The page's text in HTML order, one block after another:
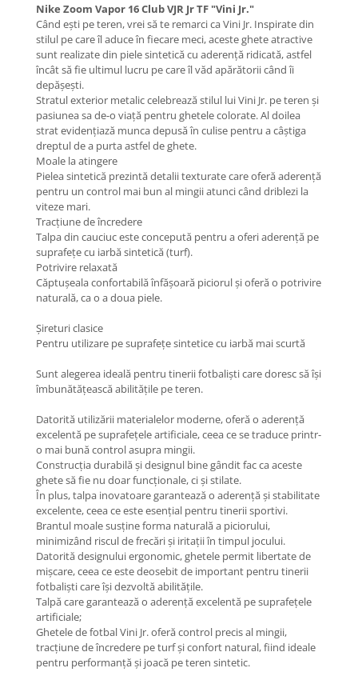
Nike Zoom Vapor 16 Club VJR Jr TF "Vini Jr."
Când ești pe teren, vrei să te remarci ca Vini Jr. Inspirate din
stilul pe care îl aduce în fiecare meci, aceste ghete atractive
sunt realizate din piele sintetică cu aderență ridicată, astfel
încât să fie ultimul lucru pe care îl văd apărătorii când îi
depășești.
Stratul exterior metalic celebrează stilul lui Vini Jr. pe teren și
pasiunea sa de-o viață pentru ghetele colorate. Al doilea
strat evidențiază munca depusă în culise pentru a câștiga
dreptul de a purta astfel de ghete.
Moale la atingere
Pielea sintetică prezintă detalii texturate care oferă aderență
pentru un control mai bun al mingii atunci când driblezi la
viteze mari.
Tracțiune de încredere
Talpa din cauciuc este concepută pentru a oferi aderență pe
suprafețe cu iarbă sintetică (turf).
Potrivire relaxată
Căptușeala confortabilă înfășoară piciorul și oferă o potrivire
naturală, ca o a doua piele.
Șireturi clasice
Pentru utilizare pe suprafețe sintetice cu iarbă mai scurtă
Sunt alegerea ideală pentru tinerii fotbaliști care doresc să își
îmbunătățească abilitățile pe teren.
Datorită utilizării materialelor moderne, oferă o aderență
excelentă pe suprafețele artificiale, ceea ce se traduce printr-
o mai bună control asupra mingii.
Construcția durabilă și designul bine gândit fac ca aceste
ghete să fie nu doar funcționale, ci și stilate.
În plus, talpa inovatoare garantează o aderență și stabilitate
excelente, ceea ce este esențial pentru tinerii sportivi.
Brantul moale susține forma naturală a piciorului,
minimizând riscul de frecări și iritații în timpul jocului.
Datorită designului ergonomic, ghetele permit libertate de
mișcare, ceea ce este deosebit de important pentru tinerii
fotbaliști care își dezvoltă abilitățile.
Talpă care garantează o aderență excelentă pe suprafețele
artificiale;
Ghetele de fotbal Vini Jr. oferă control precis al mingii,
tracțiune de încredere pe turf și confort natural, fiind ideale
pentru performanță și joacă pe teren sintetic.